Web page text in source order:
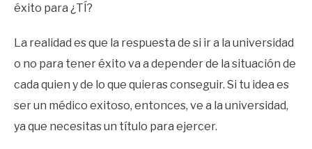
éxito para ¿TÍ?
La realidad es que la respuesta de si ir a la universidad
o no para tener éxito va a depender de la situación de
cada quien y de lo que quieras conseguir. Si tu idea es
ser un médico exitoso, entonces, ve a la universidad,
ya que necesitas un título para ejercer.